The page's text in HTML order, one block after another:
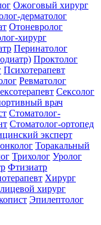
Ожоговый хирург
дерматолог
Отоневролог
хирург
Перинатолог
Проктолог
Психотерапевт
Ревматолог
Сексолог
врач
Стоматолог-
Стоматолог-ортопед
эксперт
Торакальный
Трихолог Уролог
Фтизиатр
Хирург
хирург
Эпилептолог